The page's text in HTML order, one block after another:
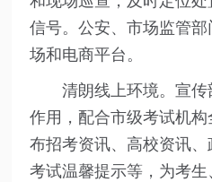
信号。公安、市场监管
场和电商平台。
清朗线上环境。宣
作用，配合市级考试机
布招考资讯、高校资讯、
考试温馨提示等，为考